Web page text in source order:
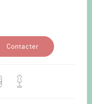
Contacter